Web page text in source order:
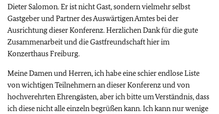
Dieter Salomon. Er ist nicht Gast, sondern vielmehr selbst
Gastgeber und Partner des Auswärtigen Amtes bei der
Ausrichtung dieser Konferenz. Herzlichen Dank für die gute
Zusammenarbeit und die Gastfreundschaft hier im
Konzerthaus Freiburg.
Meine Damen und Herren, ich habe eine schier endlose Liste
von wichtigen Teilnehmern an dieser Konferenz und von
hochverehrten Ehrengästen, aber ich bitte um Verständnis, dass
ich diese nicht alle einzeln begrüßen kann. Ich kann nur wenige